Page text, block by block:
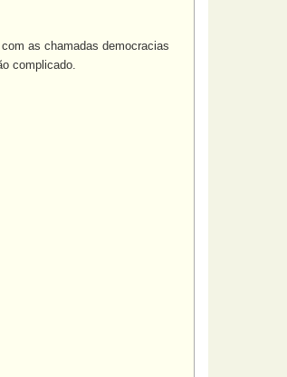
as chamadas democracias
complicado.